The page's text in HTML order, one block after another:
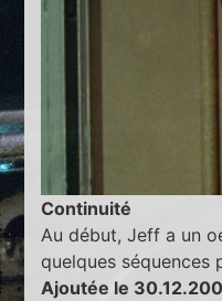
Continuité
Au début, Jeff a un
quelques séquences
Ajoutée le